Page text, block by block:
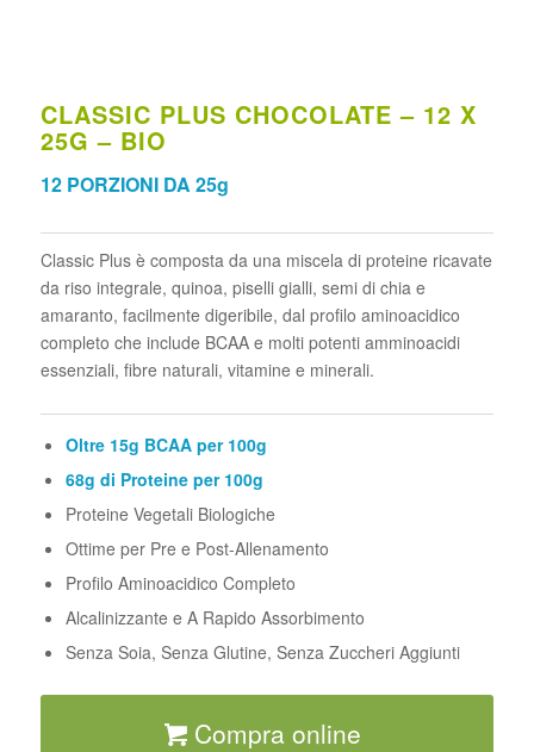
CLASSIC PLUS CHOCOLATE – 12 X
25G – BIO
12 PORZIONI DA 25g
Classic Plus è composta da una miscela di proteine ricavate
da riso integrale, quinoa, piselli gialli, semi di chia e
amaranto, facilmente digeribile, dal profilo aminoacidico
completo che include BCAA e molti potenti amminoacidi
essenziali, fibre naturali, vitamine e minerali.
Oltre 15g BCAA per 100g
68g di Proteine per 100g
Proteine Vegetali Biologiche
Ottime per Pre e Post-Allenamento
Profilo Aminoacidico Completo
Alcalinizzante e A Rapido Assorbimento
Senza Soia, Senza Glutine, Senza Zuccheri Aggiunti
Compra online